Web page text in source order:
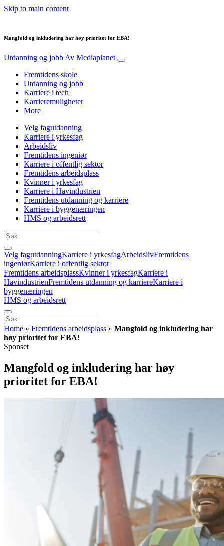
Skip to main content
Mangfold og inkludering har høy prioritet for EBA!
Utdanning og jobb Av Mediaplanet
Fremtidens skole
Utdanning og jobb
Karriere i tech
Karrieremuligheter
More
Velg fagutdanning
Karriere i yrkesfag
Arbeidsliv
Fremtidens ingeniør
Karriere i offentlig sektor
Fremtidens arbeidsplass
Kvinner i yrkesfag
Karriere i Havindustrien
Fremtidens utdanning og karriere
Karriere i byggenæringen
HMS og arbeidsrett
Velg fagutdanningKarriere i yrkesfagArbeidslivFremtidens
ingeniørKarriere i offentlig sektor
Fremtidens arbeidsplassKvinner i yrkesfagKarriere i
HavindustrienFremtidens utdanning og karriereKarriere i
byggenæringen
HMS og arbeidsrett
Home » Fremtidens arbeidsplass » Mangfold og inkludering har
høy prioritet for EBA!
Sponset
Mangfold og inkludering har høy
prioritet for EBA!